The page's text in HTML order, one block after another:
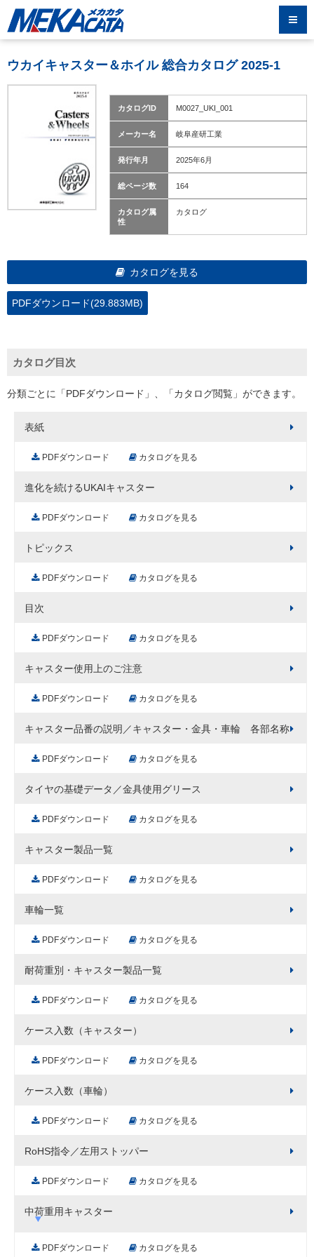
ウカイキャスター＆ホイル 総合カタログ 2025-1
カタログID M0027_UKI_001
メーカー名 岐阜産研工業
発行年月 2025年6月
総ページ数 164
カタログ属
性
カタログ
カタログを見る
PDFダウンロード(29.883MB)
カタログ目次
分類ごとに「PDFダウンロード」、「カタログ閲覧」ができます。
表紙
PDFダウンロード カタログを見る
進化を続けるUKAIキャスター
PDFダウンロード カタログを見る
トピックス
PDFダウンロード カタログを見る
目次
PDFダウンロード カタログを見る
キャスター使用上のご注意
PDFダウンロード カタログを見る
キャスター品番の説明／キャスター・金具・車輪 各部名称
PDFダウンロード カタログを見る
タイヤの基礎データ／金具使用グリース
PDFダウンロード カタログを見る
キャスター製品一覧
PDFダウンロード カタログを見る
車輪一覧
PDFダウンロード カタログを見る
耐荷重別・キャスター製品一覧
PDFダウンロード カタログを見る
ケース入数（キャスター）
PDFダウンロード カタログを見る
ケース入数（車輪）
PDFダウンロード カタログを見る
RoHS指令／左用ストッパー
PDFダウンロード カタログを見る
中荷重用キャスター
PDFダウンロード カタログを見る